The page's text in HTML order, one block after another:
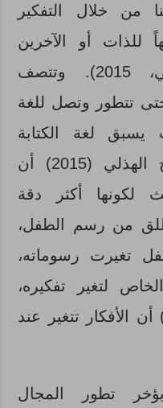
من خلال التفكير
للذات أو الآخرين
والرسم والكتابة (الهذلي، 2015). وتتصف
تتطور وتصل للغة
يسبق لغة الكتابة
(قطامي، 2000). و أوضح الهذلي (2015) أن
لكونها أكثر دقة
من رسم الطفل،
تغيرت رسوماته،
لتغير تفكيره،
وينك وويتني (2013) أن الأفكار تتغير عند
تطور المجال